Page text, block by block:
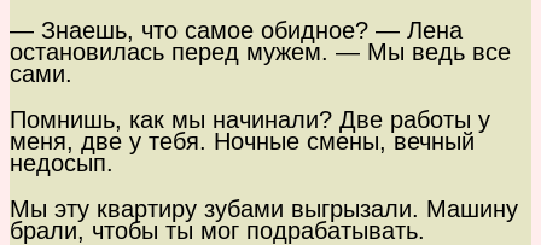
— Знаешь, что самое обидное? — Лена
остановилась перед мужем. — Мы ведь все
сами.
Помнишь, как мы начинали? Две работы у
меня, две у тебя. Ночные смены, вечный
недосып.
Мы эту квартиру зубами выгрызали. Машину
брали, чтобы ты мог подрабатывать.